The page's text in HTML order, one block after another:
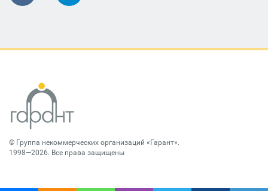
© Группа некоммерческих организаций «Гарант».
1998—2026. Все права защищены